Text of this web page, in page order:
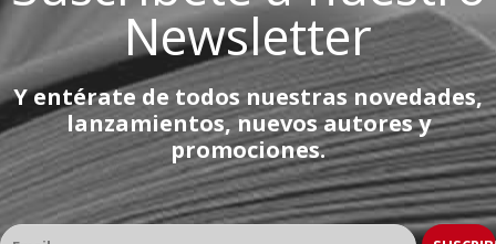
Newsletter
Y entérate de todos nuestras novedades,
lanzamientos, nuevos autores y
promociones.